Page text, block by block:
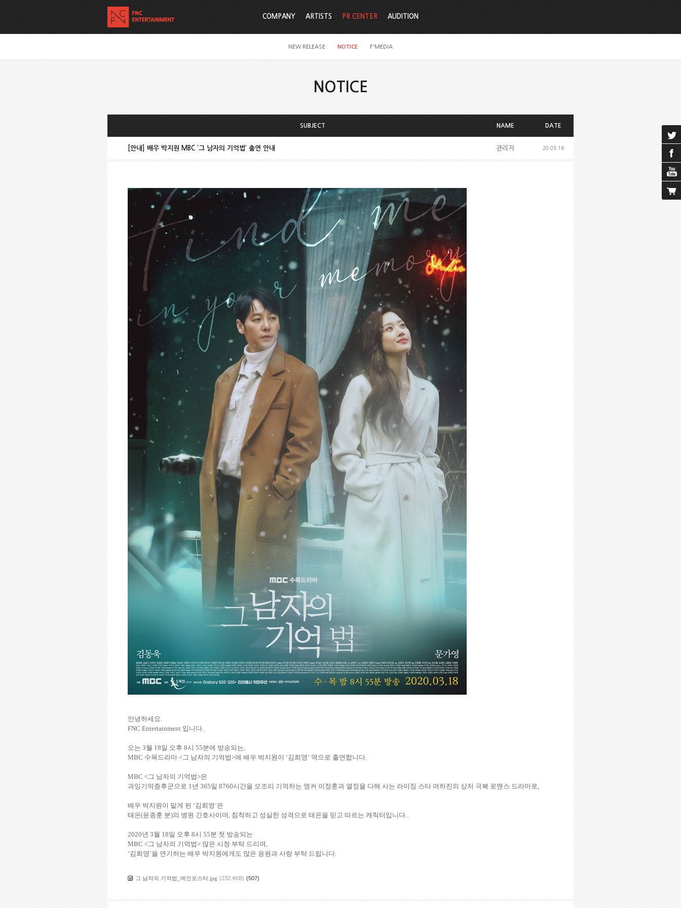
COMPANY ARTISTS PR CENTER
NEW RELEASE NOTICE F'MEDIA
AUDITION
NOTICE
SUBJECT NAME DATE
[안내] 배우 박지원 MBC ‘그 남자의 기억법’ 출연 안내 관리자 20.03.16
안녕하세요.
FNC Entertainment 입니다.
오는 3월 18일 오후 8시 55분에 방송되는,
MBC 수목드라마 <그 남자의 기억법>에 배우 박지원이 ‘김희영 ’ 역으로 출연합니다.
MBC <그 남자의 기억법>은
과잉기억증후군으로 1년 365일 8760시간을 모조리 기억하는 앵커 이정훈과 열정을 다해 사는 라이징 스타 여하진의 상처 극복 로맨스 드라마로,
배우 박지원이 맡게 된 ‘김희영 ’은
태은(윤종훈 분)의 병원 간호사이며 , 침착하고 성실한 성격으로 태은을 믿고 따르는 캐릭터입니다.
2020년 3월 18일 오후 8시 55분 첫 방송되는
MBC <그 남자의 기억법> 많은 시청 부탁 드리며 ,
‘김희영 ’을 연기하는 배우 박지원에게도 많은 응원과 사랑 부탁 드립니다.
그 남자의 기억법_메인포스터.jpg (232.4KB) (507)